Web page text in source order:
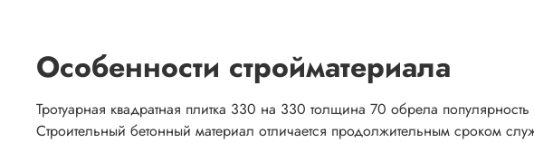
Особенности стройматериала
Тротуарная квадратная плитка 330 на 330 толщина 70 обрела популярность
Строительный бетонный материал отличается продолжительным сроком